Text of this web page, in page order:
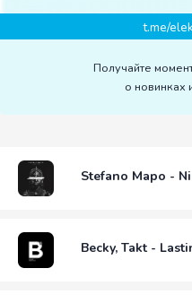
t.me/
Получайте
о новинках
Stefano Mapo -
Becky, Takt -